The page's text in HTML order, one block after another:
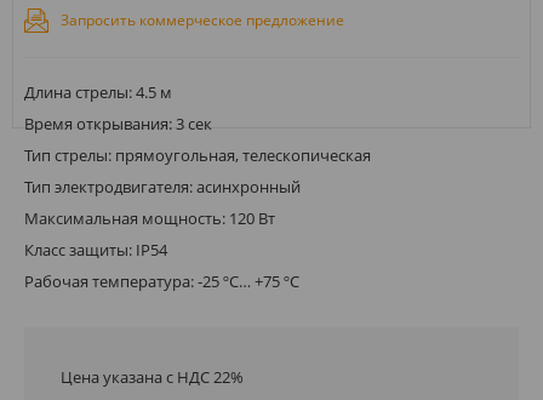
Запросить коммерческое предложение
Длина стрелы: 4.5 м
Время открывания: 3 сек
Тип стрелы: прямоугольная, телескопическая
Тип электродвигателя: асинхронный
Максимальная мощность: 120 Вт
Класс защиты: IP54
Рабочая температура: -25 ºС… +75 ºC
Цена указана с НДС 22%